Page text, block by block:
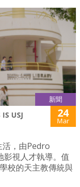
新聞
USJ
24
Mar
活，由Pedro
視人才執導。值
校的天主教傳統與